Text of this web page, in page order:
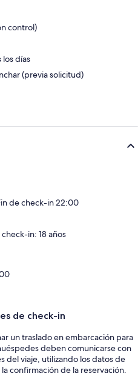
control)
días
(previa solicitud)
de check-in 22:00
in: 18 años
de check-in
un traslado en embarcación para
deben comunicarse con
del viaje, utilizando los datos de
confirmación de la reservación.